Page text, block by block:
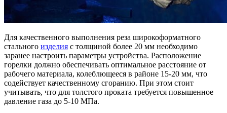
Для качественного выполнения реза широкоформатного
стального изделия с толщиной более 20 мм необходимо
заранее настроить параметры устройства. Расположение
горелки должно обеспечивать оптимальное расстояние от
рабочего материала, колеблющееся в районе 15-20 мм, что
содействует качественному сгоранию. При этом стоит
учитывать, что для толстого проката требуется повышенное
давление газа до 5-10 МПа.